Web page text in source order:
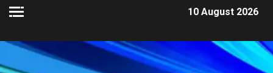
10 August 2026